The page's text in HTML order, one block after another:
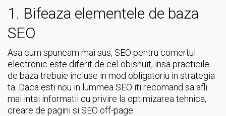
1. Bifeaza elementele de baza
SEO
Asa cum spuneam mai sus, SEO pentru comertul
electronic este diferit de cel obisnuit, insa practicile
de baza trebuie incluse in mod obligatoriu in strategia
ta. Daca esti nou in lummea SEO iti recomand sa afli
mai intai informatii cu privire la optimizarea tehnica,
creare de pagini si SEO off-page.